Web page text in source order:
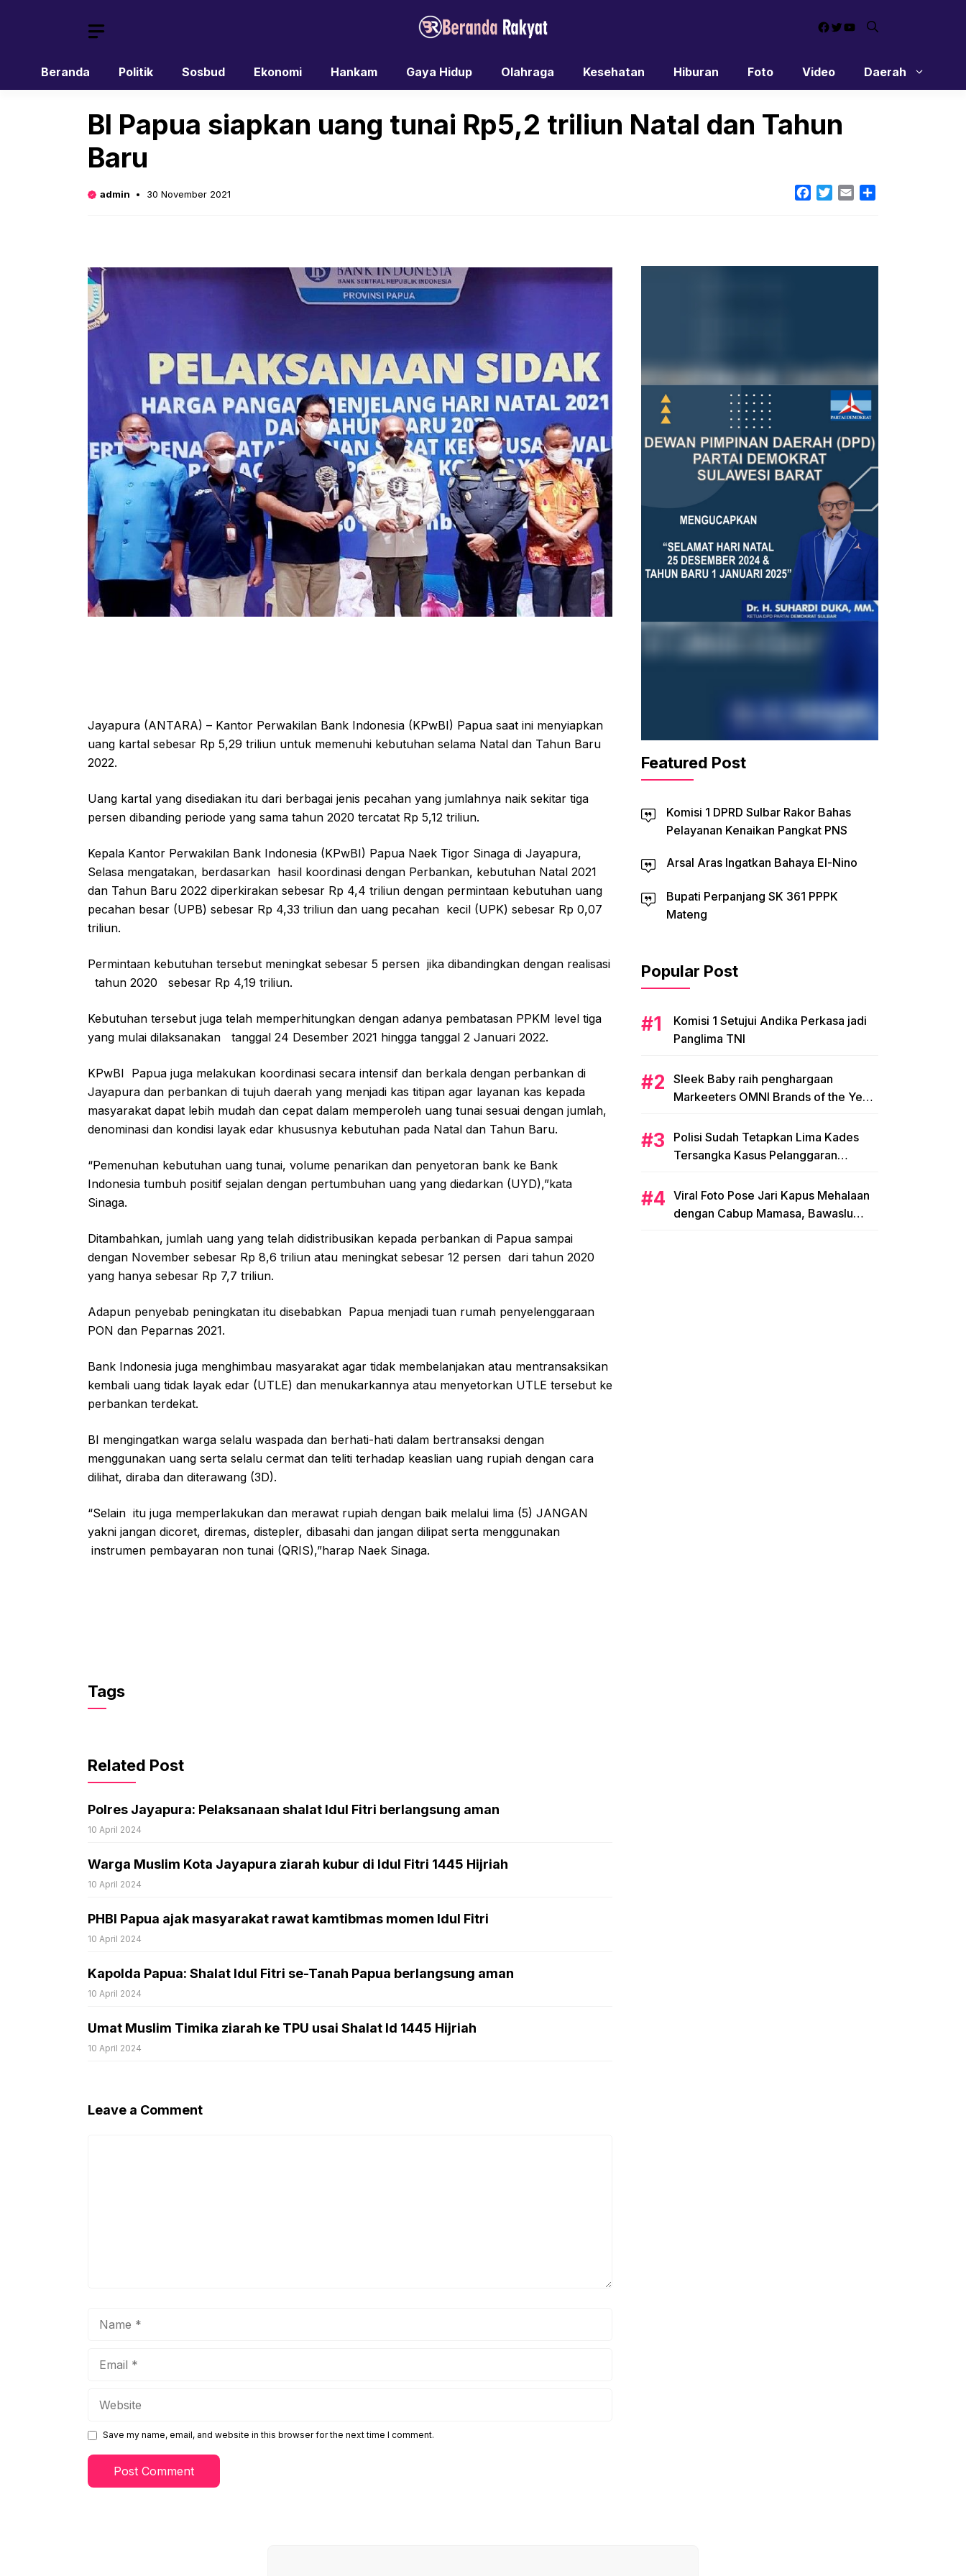
Facebook
Twitter
YouTube
Beranda Politik Sosbud Ekonomi Hankam Gaya Hidup Olahraga Kesehatan Hiburan Foto Video Daerah
BI Papua siapkan uang tunai Rp5,2 triliun Natal dan Tahun
Baru
admin 30 November 2021 Facebook
TwitterEmail
Jayapura (ANTARA) – Kantor Perwakilan Bank Indonesia (KPwBI) Papua saat ini menyiapkan
uang kartal sebesar Rp 5,29 triliun untuk memenuhi kebutuhan selama Natal dan Tahun Baru
2022.
Uang kartal yang disediakan itu dari berbagai jenis pecahan yang jumlahnya naik sekitar tiga
persen dibanding periode yang sama tahun 2020 tercatat Rp 5,12 triliun.
Kepala Kantor Perwakilan Bank Indonesia (KPwBI) Papua Naek Tigor Sinaga di Jayapura,
Selasa mengatakan, berdasarkan hasil koordinasi dengan Perbankan, kebutuhan Natal 2021
dan Tahun Baru 2022 diperkirakan sebesar Rp 4,4 triliun dengan permintaan kebutuhan uang
pecahan besar (UPB) sebesar Rp 4,33 triliun dan uang pecahan kecil (UPK) sebesar Rp 0,07
triliun.
Permintaan kebutuhan tersebut meningkat sebesar 5 persen jika dibandingkan dengan realisasi
tahun 2020 sebesar Rp 4,19 triliun.
Kebutuhan tersebut juga telah memperhitungkan dengan adanya pembatasan PPKM level tiga
yang mulai dilaksanakan tanggal 24 Desember 2021 hingga tanggal 2 Januari 2022.
KPwBI Papua juga melakukan koordinasi secara intensif dan berkala dengan perbankan di
Jayapura dan perbankan di tujuh daerah yang menjadi kas titipan agar layanan kas kepada
masyarakat dapat lebih mudah dan cepat dalam memperoleh uang tunai sesuai dengan jumlah,
denominasi dan kondisi layak edar khususnya kebutuhan pada Natal dan Tahun Baru.
“Pemenuhan kebutuhan uang tunai, volume penarikan dan penyetoran bank ke Bank
Indonesia tumbuh positif sejalan dengan pertumbuhan uang yang diedarkan (UYD),”kata
Sinaga.
Ditambahkan, jumlah uang yang telah didistribusikan kepada perbankan di Papua sampai
dengan November sebesar Rp 8,6 triliun atau meningkat sebesar 12 persen dari tahun 2020
yang hanya sebesar Rp 7,7 triliun.
Adapun penyebab peningkatan itu disebabkan Papua menjadi tuan rumah penyelenggaraan
PON dan Peparnas 2021.
Bank Indonesia juga menghimbau masyarakat agar tidak membelanjakan atau mentransaksikan
kembali uang tidak layak edar (UTLE) dan menukarkannya atau menyetorkan UTLE tersebut ke
perbankan terdekat.
BI mengingatkan warga selalu waspada dan berhati-hati dalam bertransaksi dengan
menggunakan uang serta selalu cermat dan teliti terhadap keaslian uang rupiah dengan cara
dilihat, diraba dan diterawang (3D).
“Selain itu juga memperlakukan dan merawat rupiah dengan baik melalui lima (5) JANGAN
yakni jangan dicoret, diremas, distepler, dibasahi dan jangan dilipat serta menggunakan
instrumen pembayaran non tunai (QRIS),”harap Naek Sinaga.
Tags
Related Post
Polres Jayapura: Pelaksanaan shalat Idul Fitri berlangsung aman
10 April 2024
Warga Muslim Kota Jayapura ziarah kubur di Idul Fitri 1445 Hijriah
10 April 2024
PHBI Papua ajak masyarakat rawat kamtibmas momen Idul Fitri
10 April 2024
Kapolda Papua: Shalat Idul Fitri se-Tanah Papua berlangsung aman
10 April 2024
Umat Muslim Timika ziarah ke TPU usai Shalat Id 1445 Hijriah
10 April 2024
Leave a Comment
Save my name, email, and website in this browser for the next time I comment.
Featured Post
Komisi 1 DPRD Sulbar Rakor Bahas
Pelayanan Kenaikan Pangkat PNS
Arsal Aras Ingatkan Bahaya El-Nino
Bupati Perpanjang SK 361 PPPK
Mateng
Popular Post
Komisi 1 Setujui Andika Perkasa jadi
Panglima TNI
Sleek Baby raih penghargaan
Markeeters OMNI Brands of the Year
Polisi Sudah Tetapkan Lima Kades
Tersangka Kasus Pelanggaran
Viral Foto Pose Jari Kapus Mehalaan
dengan Cabup Mamasa, Bawaslu